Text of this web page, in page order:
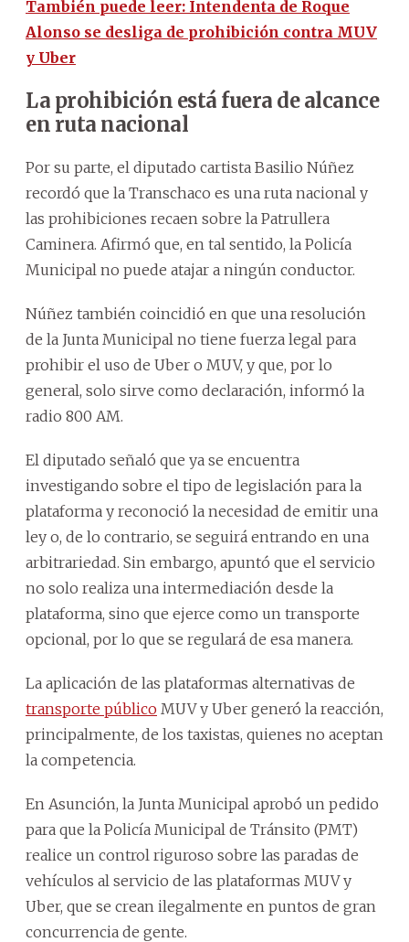
También puede leer: Intendenta de Roque
Alonso se desliga de prohibición contra MUV
y Uber
La prohibición está fuera de alcance
en ruta nacional
Por su parte, el diputado cartista Basilio Núñez
recordó que la Transchaco es una ruta nacional y
las prohibiciones recaen sobre la Patrullera
Caminera. Afirmó que, en tal sentido, la Policía
Municipal no puede atajar a ningún conductor.
Núñez también coincidió en que una resolución
de la Junta Municipal no tiene fuerza legal para
prohibir el uso de Uber o MUV, y que, por lo
general, solo sirve como declaración, informó la
radio 800 AM.
El diputado señaló que ya se encuentra
investigando sobre el tipo de legislación para la
plataforma y reconoció la necesidad de emitir una
ley o, de lo contrario, se seguirá entrando en una
arbitrariedad. Sin embargo, apuntó que el servicio
no solo realiza una intermediación desde la
plataforma, sino que ejerce como un transporte
opcional, por lo que se regulará de esa manera.
La aplicación de las plataformas alternativas de
transporte público MUV y Uber generó la reacción,
principalmente, de los taxistas, quienes no aceptan
la competencia.
En Asunción, la Junta Municipal aprobó un pedido
para que la Policía Municipal de Tránsito (PMT)
realice un control riguroso sobre las paradas de
vehículos al servicio de las plataformas MUV y
Uber, que se crean ilegalmente en puntos de gran
concurrencia de gente.